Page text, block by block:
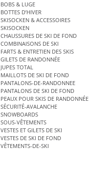
BOBS & LUGE
BOTTES D’HIVER
SKISOCKEN & ACCESSOIRES
SKISOCKEN
CHAUSSURES DE SKI DE FOND
COMBINAISONS DE SKI
FARTS & ENTRETIEN DES SKIS
GILETS DE RANDONNÉE
JUPES TOTAL
MAILLOTS DE SKI DE FOND
PANTALONS-DE-RANDONNEE
PANTALONS DE SKI DE FOND
PEAUX POUR SKIS DE RANDONNÉE
SÉCURITÉ-AVALANCHE
SNOWBOARDS
SOUS-VÊTEMENTS
VESTES ET GILETS DE SKI
VESTES DE SKI DE FOND
VÊTEMENTS-DE-SKI